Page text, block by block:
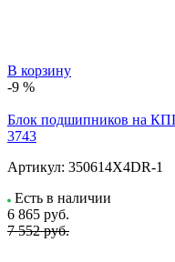
В корзину
-9 %
Блок подшипников на
3743
Артикул: 350614X4DR-1
Есть в наличии
6 865 руб.
7 552 руб.